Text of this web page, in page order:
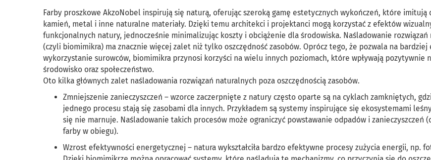
Farby proszkowe AkzoNobel inspirują się naturą, oferując szeroką gamę estetycznych wykończeń, które imitują
kamień, metal i inne naturalne materiały. Dzięki temu architekci i projektanci mogą korzystać z efektów
funkcjonalnych natury, jednocześnie minimalizując koszty i obciążenie dla środowiska. Naśladowanie rozwiązań
(czyli biomimikra) ma znacznie więcej zalet niż tylko oszczędność zasobów. Oprócz tego, że pozwala na
wykorzystanie surowców, biomimikra przynosi korzyści na wielu innych poziomach, które wpływają pozytywnie
środowisko oraz społeczeństwo.
Oto kilka głównych zalet naśladowania rozwiązań naturalnych poza oszczędnością zasobów.
Zmniejszenie zanieczyszczeń – wzorce zaczerpnięte z natury często oparte są na cyklach zamkniętych,
jednego procesu stają się zasobami dla innych. Przykładem są systemy inspirujące się ekosystemami
się nie marnuje. Naśladowanie takich procesów może ograniczyć powstawanie odpadów i zanieczyszczeń
farby w obiegu).
Wzrost efektywności energetycznej – natura wykształciła bardzo efektywne procesy zużycia energii, np.